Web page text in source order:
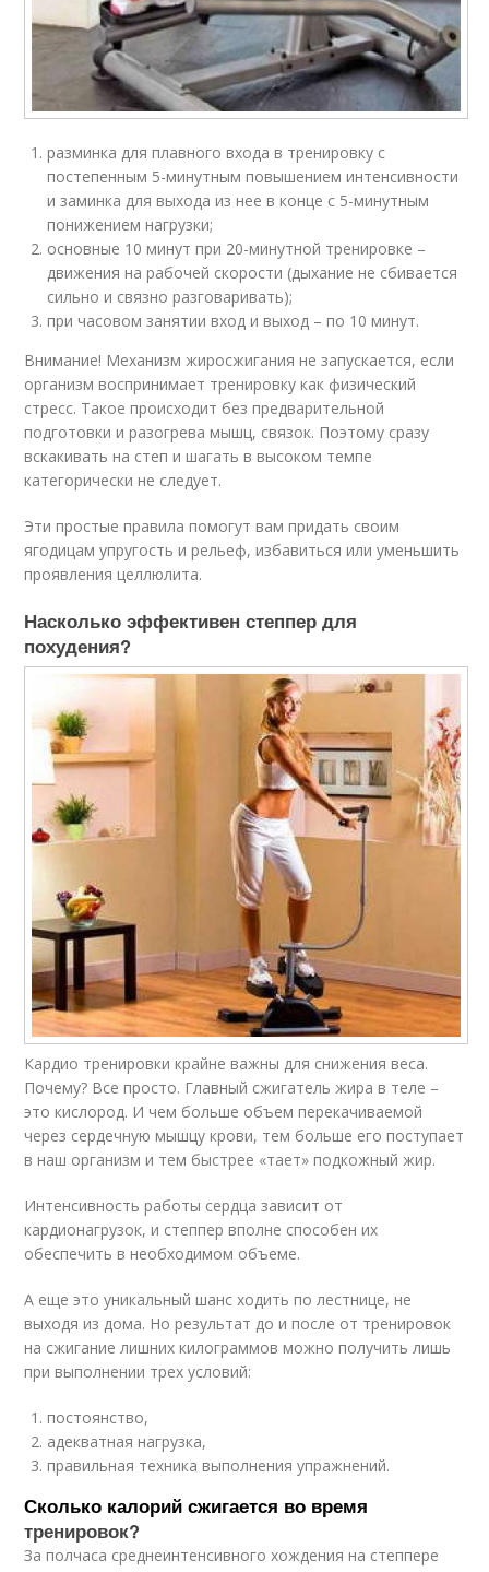
разминка для плавного входа в тренировку с
постепенным 5-минутным повышением интенсивности
и заминка для выхода из нее в конце с 5-минутным
понижением нагрузки;
основные 10 минут при 20-минутной тренировке –
движения на рабочей скорости (дыхание не сбивается
сильно и связно разговаривать);
при часовом занятии вход и выход – по 10 минут.
Внимание! Механизм жиросжигания не запускается, если
организм воспринимает тренировку как физический
стресс. Такое происходит без предварительной
подготовки и разогрева мышц, связок. Поэтому сразу
вскакивать на степ и шагать в высоком темпе
категорически не следует.
Эти простые правила помогут вам придать своим
ягодицам упругость и рельеф, избавиться или уменьшить
проявления целлюлита.
Насколько эффективен степпер для
похудения?
Кардио тренировки крайне важны для снижения веса.
Почему? Все просто. Главный сжигатель жира в теле –
это кислород. И чем больше объем перекачиваемой
через сердечную мышцу крови, тем больше его поступает
в наш организм и тем быстрее «тает» подкожный жир.
Интенсивность работы сердца зависит от
кардионагрузок, и степпер вполне способен их
обеспечить в необходимом объеме.
А еще это уникальный шанс ходить по лестнице, не
выходя из дома. Но результат до и после от тренировок
на сжигание лишних килограммов можно получить лишь
при выполнении трех условий:
постоянство,
адекватная нагрузка,
правильная техника выполнения упражнений.
Сколько калорий сжигается во время
тренировок?
За полчаса среднеинтенсивного хождения на степпере